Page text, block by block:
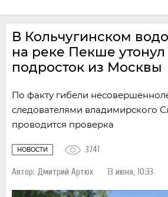
В Кольчугинском
на реке Пекше утонул
подросток из Москвы
По факту гибели
следователями владимирского
проводится проверка
НОВОСТИ
Автор: Дмитрий Артюх 13 июня, 10:33
3741